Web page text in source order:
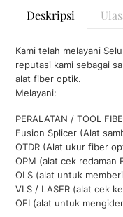
Deskripsi
Kami telah melayani
reputasi kami sebagai
alat fiber optik.
Melayani:
PERALATAN / TOOL
Fusion Splicer (Alat
OTDR (Alat ukur fiber
OPM (alat cek redaman
OLS (alat untuk
VLS / LASER (alat cek
OFI (alat untuk